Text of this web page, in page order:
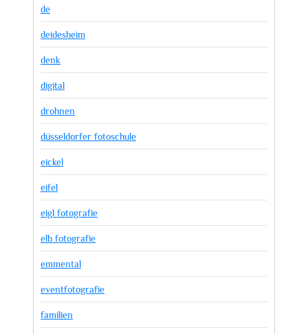
de
deidesheim
denk
digital
drohnen
düsseldorfer fotoschule
eickel
eifel
eigl fotografie
elb fotografie
emmental
eventfotografie
familien